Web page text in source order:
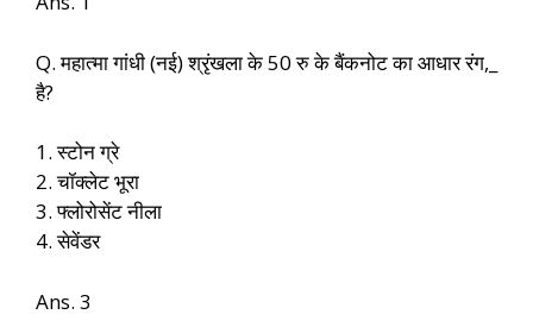
Q. महात्मा गांधी (नई) श्रृंखला के 50 रु के बैंकनोट का आधार रंग,_
है?
1. स्टोन ग्रे
2. चॉक्लेट भूरा
3. फ्लोरोसेंट नीला
4. सेवेंडर
Ans. 3